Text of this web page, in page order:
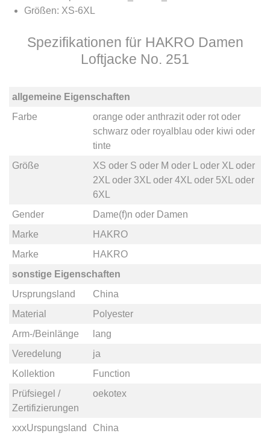
Größen: XS-6XL
Spezifikationen für HAKRO Damen
Loftjacke No. 251
allgemeine Eigenschaften
Farbe
orange oder anthrazitoder rotoder
schwarz oder royalblau oder kiwi oder
tinte
Größe
XS oder S oder M oder oder XL
oder
2XL
oder 3XL oder 4XL oder 5XL
oder
6XL
Gender
Dame(f)n oder Damen
Marke
HAKRO
Marke
HAKRO
sonstige Eigenschaften
Ursprungsland
China
Material
Polyester
Arm-/Beinlänge
lang
Veredelung
ja
Kollektion
Function
Prüfsiegel /
Zertifizierungen
oekotex
xxxUrspungsland
China